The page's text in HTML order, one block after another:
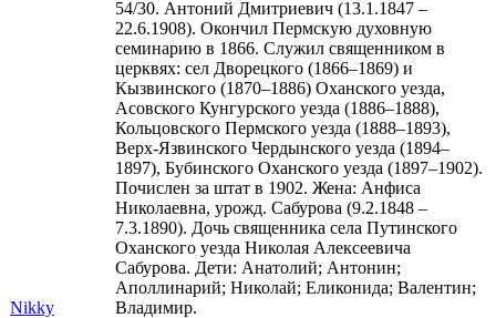
Nikky
54/30. Антоний Дмитриевич (13.1.1847 –
22.6.1908). Окончил Пермскую духовную
семинарию в 1866. Служил священником в
церквях: сел Дворецкого (1866–1869) и
Кызвинского (1870–1886) Оханского уезда,
Асовского Кунгурского уезда (1886–1888),
Кольцовского Пермского уезда (1888–1893),
Верх-Язвинского Чердынского уезда (1894–
1897), Бубинского Оханского уезда (1897–1902).
Почислен за штат в 1902. Жена: Анфиса
Николаевна, урожд. Сабурова (9.2.1848 –
7.3.1890). Дочь священника села Путинского
Оханского уезда Николая Алексеевича
Сабурова. Дети: Анатолий; Антонин;
Аполлинарий; Николай; Еликонида; Валентин;
Владимир.